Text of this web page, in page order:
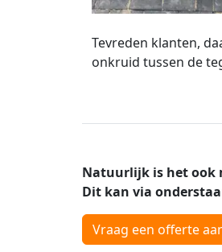
Tevreden klanten,
onkruid tussen de
Natuurlijk is het ook
Dit kan via
Vraag een offerte